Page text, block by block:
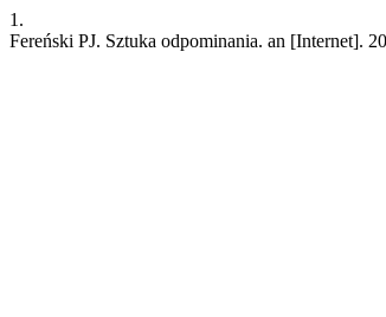
1.
Fereński PJ. Sztuka odpominania. an [Internet].